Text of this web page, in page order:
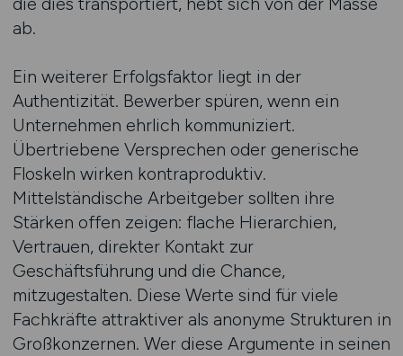
ab.
Ein weiterer Erfolgsfaktor liegt in der
Authentizität. Bewerber spüren, wenn ein
Unternehmen ehrlich kommuniziert.
Übertriebene Versprechen oder generische
Floskeln wirken kontraproduktiv.
Mittelständische Arbeitgeber sollten ihre
Stärken offen zeigen: flache Hierarchien,
Vertrauen, direkter Kontakt zur
Geschäftsführung und die Chance,
mitzugestalten. Diese Werte sind für viele
Fachkräfte attraktiver als anonyme Strukturen in
Großkonzernen. Wer diese Argumente in seinen